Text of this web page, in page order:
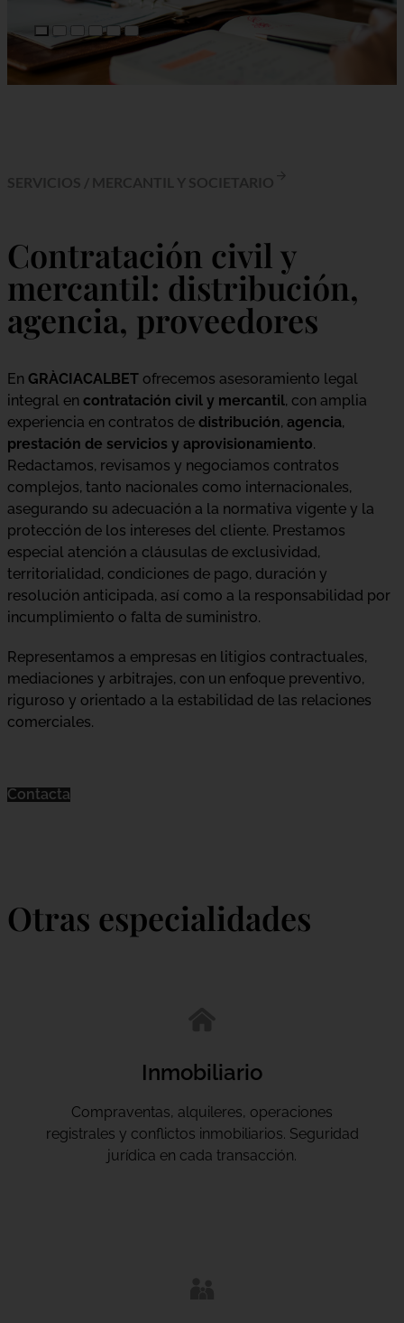
Contratación civil y
mercantil: distribución,
agencia, proveedores
En GRÀCIACALBET ofrecemos asesoramiento legal
integral en contratación civil y mercantil, con amplia
experiencia en contratos de distribución, agencia,
prestación de servicios y aprovisionamiento.
Redactamos, revisamos y negociamos contratos
complejos, tanto nacionales como internacionales,
asegurando su adecuación a la normativa vigente y la
protección de los intereses del cliente. Prestamos
especial atención a cláusulas de exclusividad,
territorialidad, condiciones de pago, duración y
resolución anticipada, así como a la responsabilidad por
incumplimiento o falta de suministro.
Representamos a empresas en litigios contractuales,
mediaciones y arbitrajes, con un enfoque preventivo,
riguroso y orientado a la estabilidad de las relaciones
comerciales.
Contacta
Otras especialidades
Inmobiliario
Compraventas, alquileres, operaciones
registrales y conflictos inmobiliarios. Seguridad
jurídica en cada transacción.